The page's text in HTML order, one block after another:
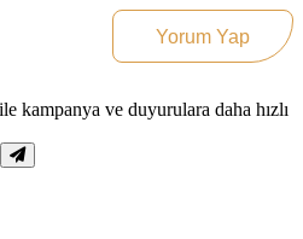
Yorum Yap
kampanya ve duyurulara daha hızlı